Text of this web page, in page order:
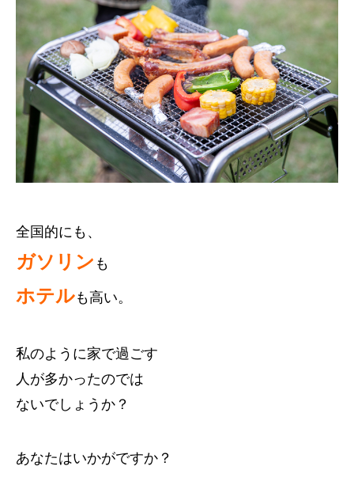
全国的にも、
ガソリン も
ホテルも高い。
私のように家で過ごす
人が多かったのでは
ないでしょうか？
あなたはいかがですか？